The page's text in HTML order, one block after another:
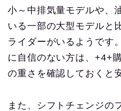
小～中排気量モデルや、
いる一部の大型モデルと
ライダーがいるようです
に自信のない方は、+4+
の重さを確認しておくと
また、シフトチェンジの